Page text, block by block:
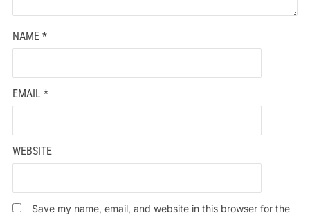
NAME *
EMAIL *
WEBSITE
Save my name, email, and website in this browser for the